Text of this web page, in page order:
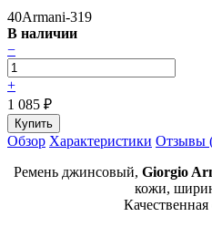
40Armani-319
В наличии
−
+
1 085 ₽
Обзор Характеристики Отзывы
Ремень джинсовый, Giorgio
кожи,